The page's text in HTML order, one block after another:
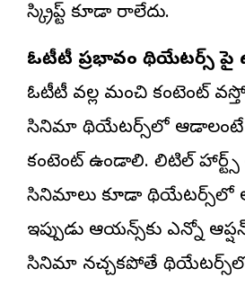
స్క్రిప్ట్ కూడా రాలేదు.
ఓటీటీ ప్రభావం థియేటర్స్ పై
ఓటీటీ వల్ల మంచి కంటెంట్
సినిమా థియేటర్స్‌లో ఆడాలంటే
కంటెంట్ ఉండాలి. లిటిల్
సినిమాలు కూడా థియేటర్స్‌లో
ఇప్పుడు ఆడియన్స్‌కు ఎన్నో
సినిమా నచ్చకపోతే